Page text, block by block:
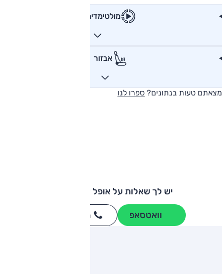
מולטימדיה
אבזור
מצאתם טעות בנתונים? ספרו לנו
יש לך שאלות על אופל אינסיגניה?
וואטסאפ חייגו
מותגים מתחרים